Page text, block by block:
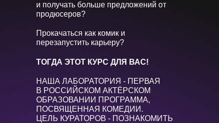
НАША ЛАБОРАТОРИЯ - ПЕРВАЯ
В РОССИЙСКОМ АКТЁРСКОМ
ОБРАЗОВАНИИ ПРОГРАММА,
ПОСВЯЩЕННАЯ КОМЕДИИ.
ЦЕЛЬ КУРАТОРОВ - ПОЗНАКОМИТЬ
и получать больше предложений от
продюсеров?
Прокачаться как комик и
перезапустить карьеру?
ТОГДА ЭТОТ КУРС ДЛЯ ВАС!